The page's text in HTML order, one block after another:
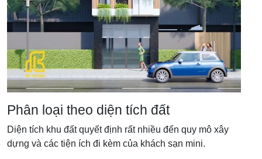
Phân loại theo diện tích đất
Diện tích khu đất quyết định rất nhiều đến quy mô xây
dựng và các tiện ích đi kèm của khách sạn mini.